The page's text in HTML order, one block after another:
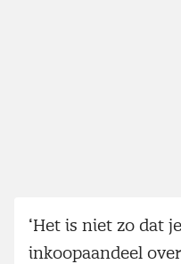
‘Het is niet zo dat
inkoopaandeel